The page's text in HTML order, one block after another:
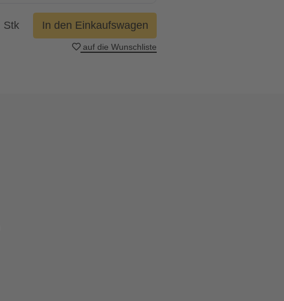
Stk In den Einkaufswagen
auf die Wunschliste